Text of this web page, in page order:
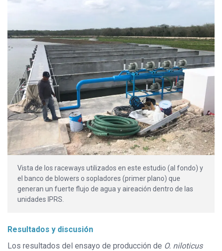
Vista de los raceways utilizados en este estudio (al fondo) y
el banco de blowers o sopladores (primer plano) que
generan un fuerte flujo de agua y aireación dentro de las
unidades IPRS.
Resultados y discusión
Los resultados del ensayo de producción de O. niloticus